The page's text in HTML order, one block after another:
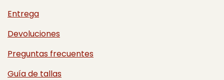
Entrega
Devoluciones
Preguntas frecuentes
Guía de tallas